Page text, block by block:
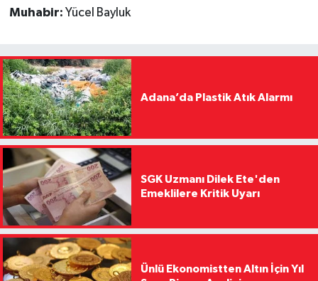
Muhabir: Yücel Bayluk
Adana’da Plastik Atık Alarmı
SGK Uzmanı Dilek Ete'den
Emeklilere Kritik Uyarı
Ünlü Ekonomistten Altın İçin Yıl